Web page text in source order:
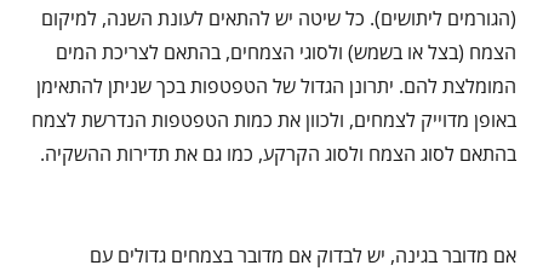
(הגורמים ליתושים). כל שיטה יש להתאים לעונת השנה, למיקום
הצמח (בצל או בשמש) ולסוגי הצמחים, בהתאם לצריכת המים
המומלצת להם. יתרונן הגדול של הטפטפות בכך שניתן להתאימן
באופן מדוייק לצמחים, ולכוון את כמות הטפטפות הנדרשת לצמח
בהתאם לסוג הצמח ולסוג הקרקע, כמו גם את תדירות ההשקיה.
אם מדובר בגינה, יש לבדוק אם מדובר בצמחים גדולים עם